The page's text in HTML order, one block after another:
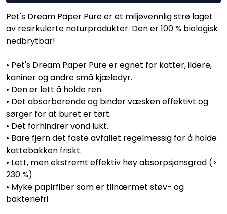
Pet's Dream Paper Pure er et miljøvennlig strø laget
av resirkulerte naturprodukter. Den er 100 % biologisk
nedbrytbar!
• Pet's Dream Paper Pure er egnet for katter, ildere,
kaniner og andre små kjæledyr.
• Den er lett å holde ren.
• Det absorberende og binder væsken effektivt og
sørger for at buret er tørt.
• Det forhindrer vond lukt.
• Bare fjern det faste avfallet regelmessig for å holde
kattebakken friskt.
• Lett, men ekstremt effektiv høy absorpsjonsgrad (>
230 %)
• Myke papirfiber som er tilnærmet støv- og
bakteriefri